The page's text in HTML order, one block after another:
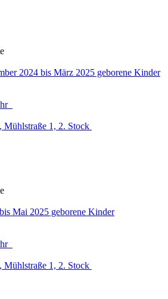
2024 bis März 2025 geborene Kinder
1, 2. Stock
Mai 2025 geborene Kinder
1, 2. Stock